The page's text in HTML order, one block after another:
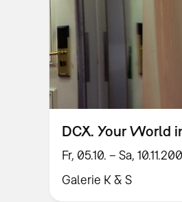
DCX. Your World
Fr, 05.10. – Sa,
Galerie K & S